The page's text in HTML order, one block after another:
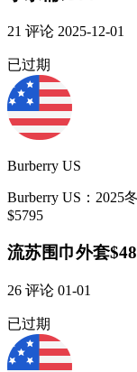
21 评论 2025-12-01
已过期
Burberry US
Burberry US：2025
$5795
流苏围巾外套
26 评论 01-01
已过期